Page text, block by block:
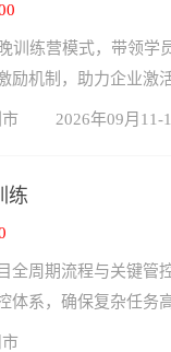
训练营模式，带领
机制，助力企业激
2026年09月11-
练
全周期流程与关键
系，确保复杂任务